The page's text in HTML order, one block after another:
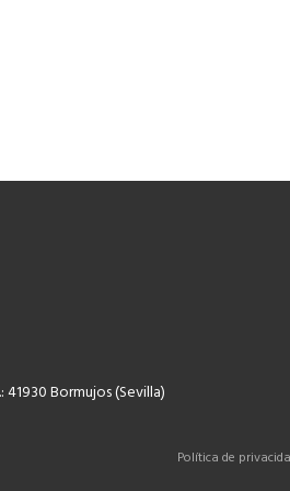
Bormujos (Sevilla)
Política de